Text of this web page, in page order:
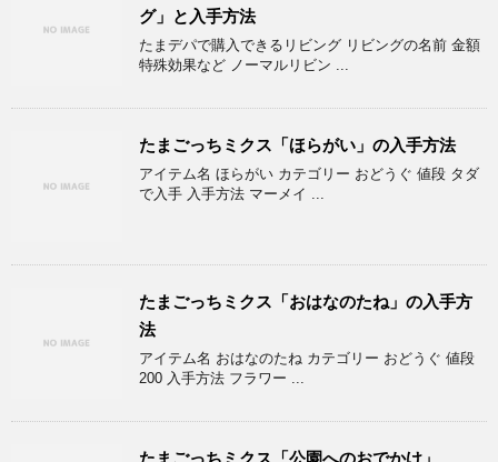
グ」と入手方法
たまデパで購入できるリビング リビングの名前 金額
特殊効果など ノーマルリビン ...
たまごっちミクス「ほらがい」の入手方法
アイテム名 ほらがい カテゴリー おどうぐ 値段 タダ
で入手 入手方法 マーメイ ...
たまごっちミクス「おはなのたね」の入手方
法
アイテム名 おはなのたね カテゴリー おどうぐ 値段
200 入手方法 フラワー ...
たまごっちミクス「公園へのおでかけ」